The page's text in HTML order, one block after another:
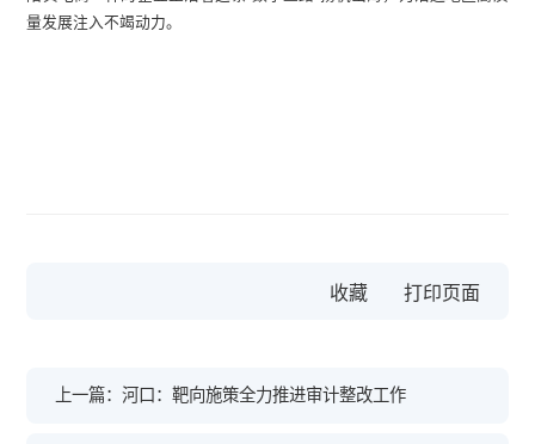
量发展注入不竭动力。
收藏
上一篇：河口：靶向施策全力推进审计整改工作